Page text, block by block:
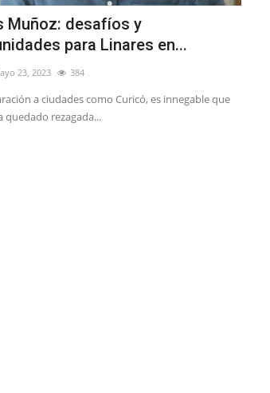
Muñoz: desafíos y
para Linares en...
23, 2023 384
a ciudades como Curicó, es innegable que
quedado rezagada...